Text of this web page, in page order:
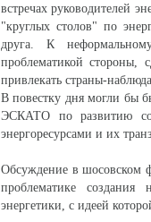
встречах руководителей
"круглых столов" по
друга. К
проблематикой стороны,
привлекать страны-
В повестку дня могли бы
ЭСКАТО по развитию
энергоресурсами и их
Обсуждение в шосовском
проблематике создания
энергетики, с идеей